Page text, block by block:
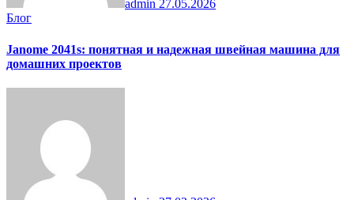
admin 27.05.2026
Блог
Janome 2041s: понятная и надежная швейная машина для
домашних проектов